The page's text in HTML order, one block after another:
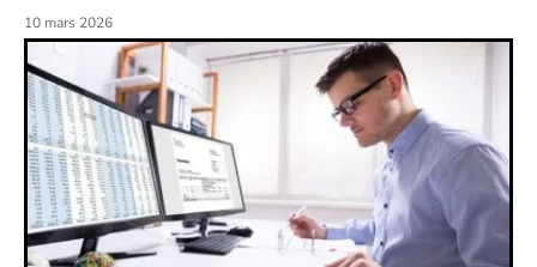
10 mars 2026